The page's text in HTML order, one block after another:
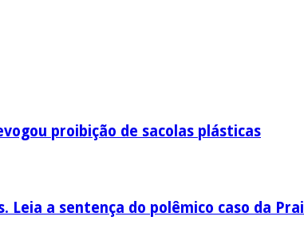
proibição de sacolas plásticas
Leia a sentença do polêmico caso da